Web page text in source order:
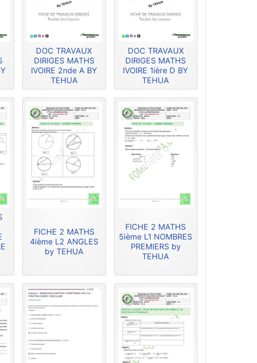
DOC TRAVAUX
DIRIGES MATHS
IVOIRE 2nde A BY
TEHUA
DOC TRAVAUX
DIRIGES MATHS
IVOIRE 1ière D BY
TEHUA
FICHE 2 MATHS
4ième L2 ANGLES
by TEHUA
FICHE 2 MATHS
5ième L1 NOMBRES
PREMIERS by
TEHUA